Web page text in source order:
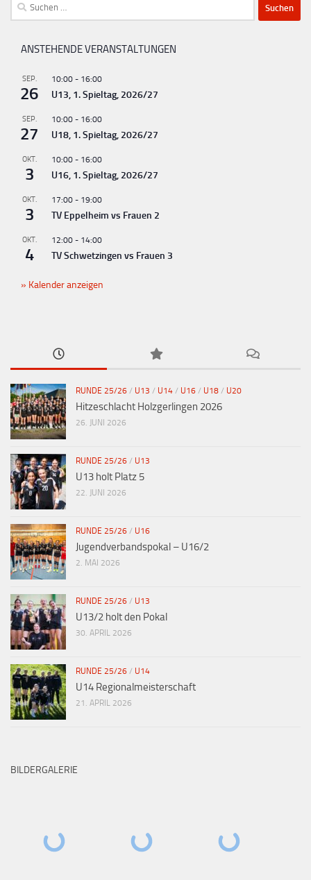
nach:
ANSTEHENDE VERANSTALTUNGEN
SEP.
26
10:00 - 16:00
U13, 1. Spieltag, 2026/27
SEP.
27
10:00 - 16:00
U18, 1. Spieltag, 2026/27
OKT.
3
10:00 - 16:00
U16, 1. Spieltag, 2026/27
OKT.
3
17:00 - 19:00
TV Eppelheim vs Frauen 2
OKT.
4
12:00 - 14:00
TV Schwetzingen vs Frauen 3
Kalender anzeigen
RUNDE 25/26 / U13 / U14 / U16 / U18 / U20
Hitzeschlacht Holzgerlingen 2026
26. JUNI 2026
RUNDE 25/26 / U13
U13 holt Platz 5
22. JUNI 2026
RUNDE 25/26 / U16
Jugendverbandspokal – U16/2
2. MAI 2026
RUNDE 25/26 / U13
U13/2 holt den Pokal
30. APRIL 2026
RUNDE 25/26 / U14
U14 Regionalmeisterschaft
21. APRIL 2026
BILDERGALERIE